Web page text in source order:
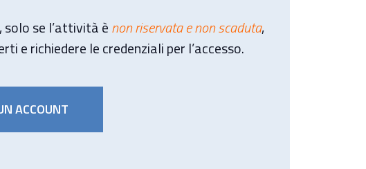
solo se l’attività ènon riservata e non scaduta,
e richiedere le credenziali per l’accesso.
ACCOUNT